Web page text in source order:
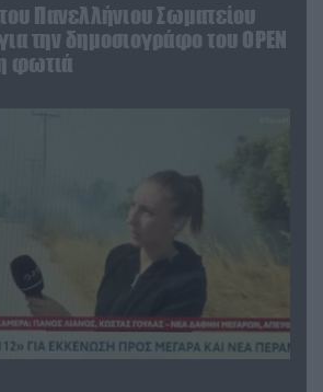
Πανελλήνιου Σωματείου
την δημοσιογράφο του OPEN
φωτιά